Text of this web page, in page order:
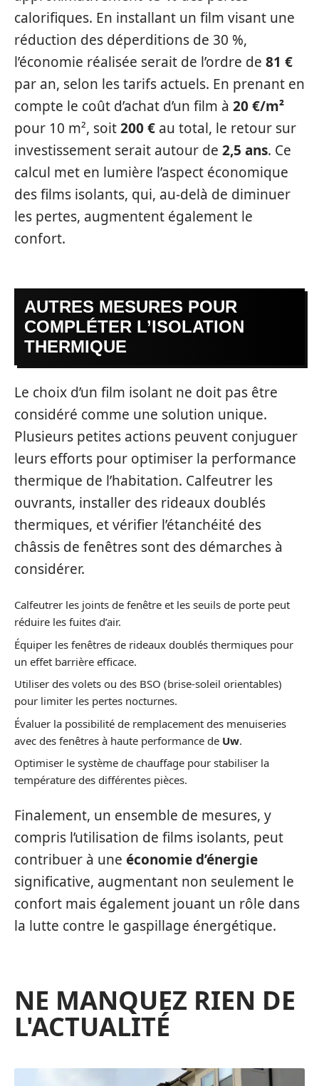
calorifiques. En installant un film visant une
réduction des déperditions de 30 %,
l’économie réalisée serait de l’ordre de 81 €
par an, selon les tarifs actuels. En prenant en
compte le coût d’achat d’un film à 20 €/m²
pour 10 m², soit200 € au total, le retour sur
investissement serait autour de 2,5 ans. Ce
calcul met en lumière l’aspect économique
des films isolants, qui, au-delà de diminuer
les pertes, augmentent également le
confort.
AUTRES MESURES POUR
COMPLÉTER L’ISOLATION
THERMIQUE
Le choix d’un film isolant ne doit pas être
considéré comme une solution unique.
Plusieurs petites actions peuvent conjuguer
leurs efforts pour optimiser la performance
thermique de l’habitation. Calfeutrer les
ouvrants, installer des rideaux doublés
thermiques, et vérifier l’étanchéité des
châssis de fenêtres sont des démarches à
considérer.
Calfeutrer les joints de fenêtre et les seuils de porte peut
réduire les fuites d’air.
Équiper les fenêtres de rideaux doublés thermiques pour
un effet barrière efficace.
Utiliser des volets ou des BSO (brise-soleil orientables)
pour limiter les pertes nocturnes.
Évaluer la possibilité de remplacement des menuiseries
avec des fenêtres à haute performance de Uw.
Optimiser le système de chauffage pour stabiliser la
température des différentes pièces.
Finalement, un ensemble de mesures, y
compris l’utilisation de films isolants, peut
contribuer à une économie d’énergie
significative, augmentant non seulement le
confort mais également jouant un rôle dans
la lutte contre le gaspillage énergétique.
NE MANQUEZ RIEN DE
L'ACTUALITÉ